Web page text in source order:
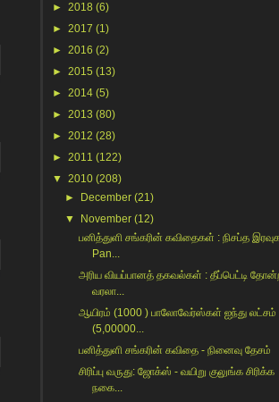
► 2018 (6)
► 2017 (1)
► 2016 (2)
► 2015 (13)
► 2014 (5)
► 2013 (80)
► 2012 (28)
► 2011 (122)
▼ 2010 (208)
►
December (21)
▼
November (12)
பனித்துளி சங்கரின் கவிதைகள் : நிசப்த
Pan...
அரிய வியப்பானத் தகவல்கள் : தீப்பெட்டி
வரலா...
ஆயிரம் (1000 ) பாலோவேர்ஸ்கள் ஐந்து லட்சம்
(5,00000...
பனித்துளி சங்கரின் கவிதை - நினைவு தேசம்
சிரிப்பு வருது: ஜோக்ஸ் - வயிறு குலுங்க சிரிக்க
நகை...